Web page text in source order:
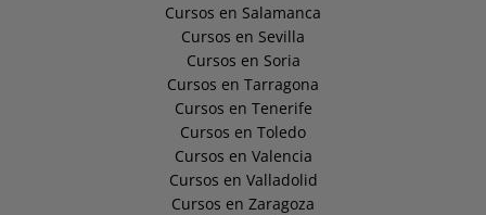
Cursos en Salamanca
Cursos en Sevilla
Cursos en Soria
Cursos en Tarragona
Cursos en Tenerife
Cursos en Toledo
Cursos en Valencia
Cursos en Valladolid
Cursos en Zaragoza